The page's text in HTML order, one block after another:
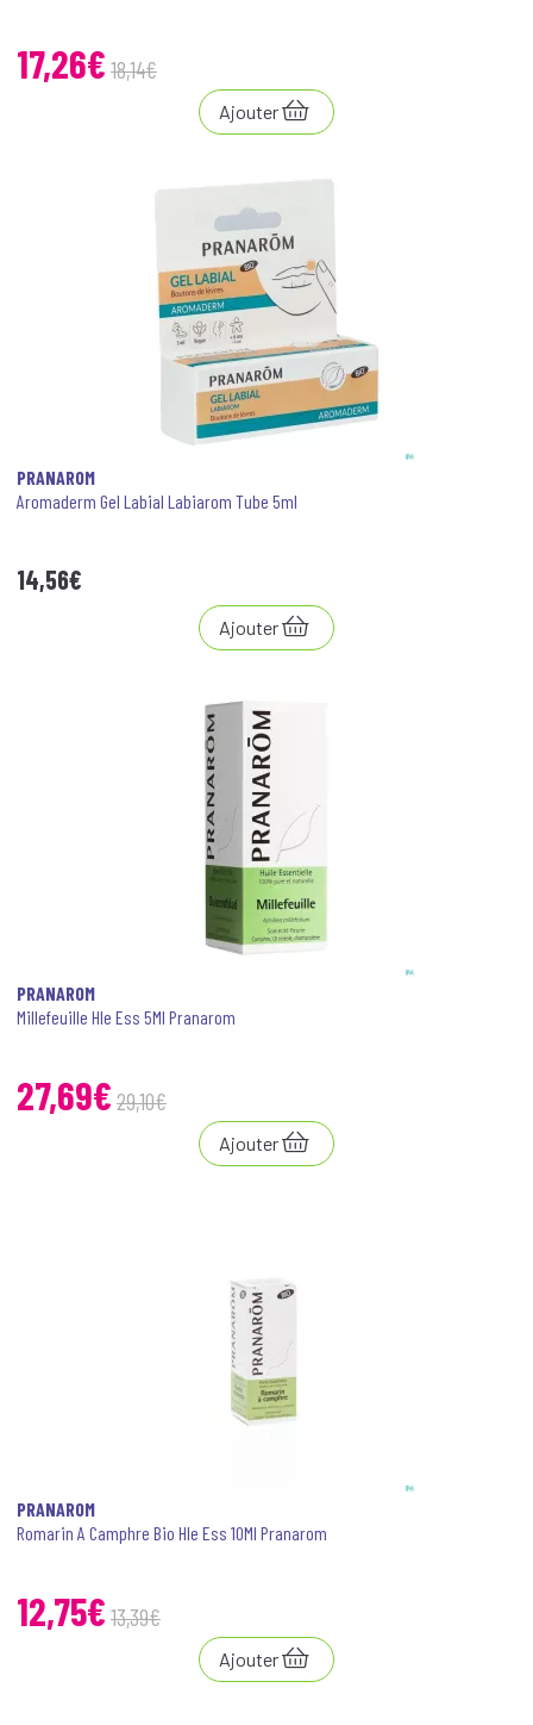
17,26€ 18,14€
Ajouter
PRANAROM
Aromaderm Gel Labial Labiarom Tube 5ml
14,56€
Ajouter
PRANAROM
Millefeuille Hle Ess 5Ml Pranarom
27,69€ 29,10€
Ajouter
PRANAROM
Romarin A Camphre Bio Hle Ess 10Ml Pranarom
12,75€ 13,39€
Ajouter